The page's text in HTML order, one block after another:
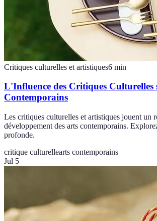
Critiques culturelles et artistiques6 min
L'Influence des Critiques Culturelles
Contemporains
Les critiques culturelles et artistiques jouent un
développement des arts contemporains.
profonde.
critique culturellearts contemporains
Jul 5